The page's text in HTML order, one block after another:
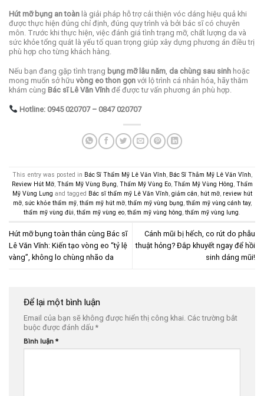
Hút mỡ bụng an toàn là giải pháp hỗ trợ cải thiện vóc dáng hiệu quả khi
được thực hiện đúng chỉ định, đúng quy trình và bởi bác sĩ có chuyên
môn. Trước khi thực hiện, việc đánh giá tình trạng mỡ, chất lượng da và
sức khỏe tổng quát là yếu tố quan trọng giúp xây dựng phương án điều trị
phù hợp cho từng khách hàng.
Nếu bạn đang gặp tình trạng bụng mỡ lâu năm da chùng sau sinh hoặc
mong muốn sở hữu vòng eo thon gọn với lộ trình cá nhân hóa, hãy thăm
khám cùng Bác sĩ Lê Văn Vĩnh để được tư vấn phương án phù hợp.
Hotline: 0945 020707 – 0847 020707
This entry was posted in Bác Sĩ Thẩm Mỹ Lê Văn Vĩnh, Bác Sĩ Thẫm Mỹ Lê Văn Vĩnh,
Review Hút Mỡ, Thẩm Mỹ Vùng Bụng, Thẩm Mỹ Vùng Eo, Thẩm Mỹ Vùng Hông, Thẩm
Mỹ Vùng Lưng and tagged Bác sĩ thẩm mỹ Lê Văn Vĩnh, giảm cân, hút mỡ, review hút
mỡ, sức khỏe thẩm mỹ, thẩm mỹ hút mỡ, thẩm mỹ vùng bụng, thẩm mỹ vùng cánh tay,
thẩm mỹ vùng đùi, thẩm mỹ vùng eo, thẩm mỹ vùng hông, thẩm mỹ vùng lưng.
Hút mỡ bụng toàn thân cùng Bác sĩ
Lê Văn Vĩnh: Kiến tạo vòng eo “tỷ lệ
vàng”, không lo chùng nhão da
Cánh mũi bị hếch, co rút do phẫu
thuật hỏng? Đắp khuyết ngay để hồi
sinh dáng mũi!
Để lại một bình luận
Email của bạn sẽ không được hiển thị công khai. Các trường bắt
buộc được đánh dấu *
Bình luận *